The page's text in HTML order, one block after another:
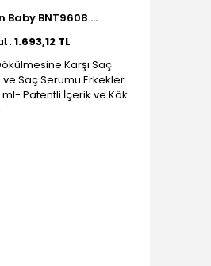
Baby BNT9608 ...
:1.693,12 TL